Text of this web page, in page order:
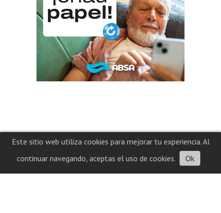
Este sitio web utiliza cookies para mejorar tu experiencia. Al
continuar navegando, aceptas el uso de cookies.
Ok